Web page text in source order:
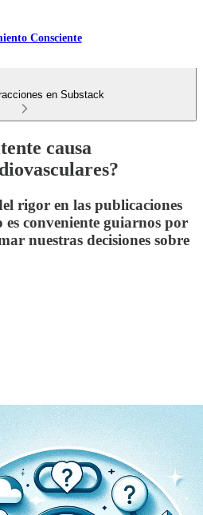
Consciente
en Substack
causa
rigor en las publicaciones
conveniente guiarnos por
nuestras decisiones sobre